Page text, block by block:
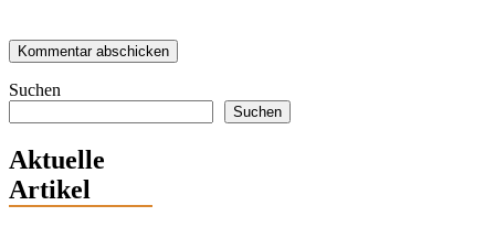
Suchen
Suchen
Aktuelle
Artikel